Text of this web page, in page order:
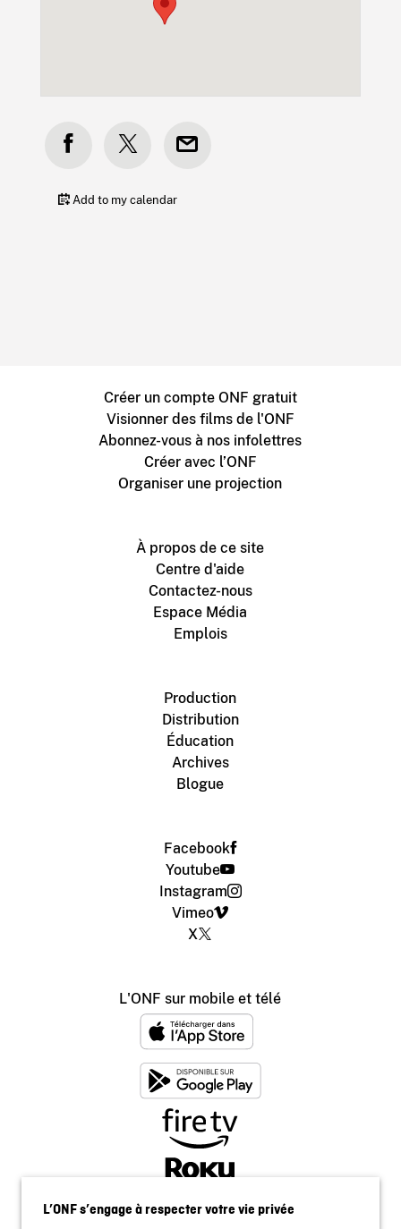
Add to my calendar
Créer un compte ONF gratuit
Visionner des films de l'ONF
Abonnez-vous à nos infolettres
Créer avec l’ONF
Organiser une projection
À propos de ce site
Centre d'aide
Contactez-nous
Espace Média
Emplois
Production
Distribution
Éducation
Archives
Blogue
Facebook
Youtube
Instagram
Vimeo
X
L'ONF sur mobile et télé
L’ONF s’engage à respecter votre vie privée